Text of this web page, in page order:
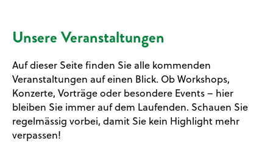
Unsere Veranstaltungen
Auf dieser Seite finden Sie alle kommenden
Veranstaltungen auf einen Blick. Ob Workshops,
Konzerte, Vorträge oder besondere Events – hier
bleiben Sie immer auf dem Laufenden. Schauen Sie
regelmässig vorbei, damit Sie kein Highlight mehr
verpassen!